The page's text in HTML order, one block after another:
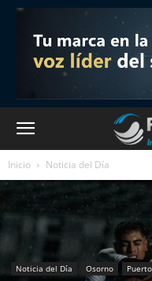
Inicio Noticia del Día
Noticia del Día Osorno